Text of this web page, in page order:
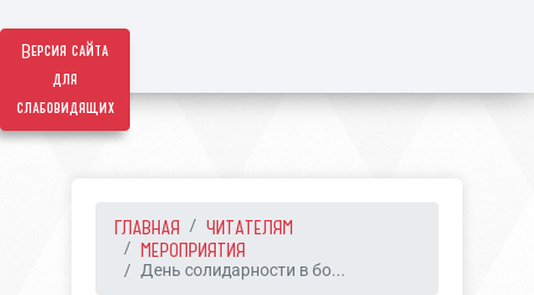
Версия сайта
для
слабовидящих
ГЛАВНАЯ
ЧИТАТЕЛЯМ
МЕРОПРИЯТИЯ
День солидарности в бо...